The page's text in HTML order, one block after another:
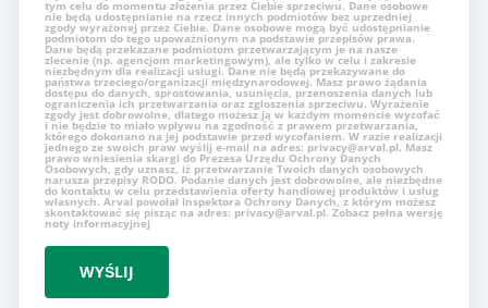
tym celu do momentu złożenia przez Ciebie sprzeciwu. Dane osobowe
nie będą udostępnianie na rzecz innych podmiotów bez uprzedniej
zgody wyrażonej przez Ciebie. Dane osobowe mogą być udostępnianie
podmiotom do tego upoważnionym na podstawie przepisów prawa.
Dane będą przekazane podmiotom przetwarzającym je na nasze
zlecenie (np. agencjom marketingowym), ale tylko w celu i zakresie
niezbędnym dla realizacji usługi. Dane nie będą przekazywane do
państwa trzeciego/organizacji międzynarodowej. Masz prawo żądania
dostępu do danych, sprostowania, usunięcia, przenoszenia danych lub
ograniczenia ich przetwarzania oraz zgłoszenia sprzeciwu. Wyrażenie
zgody jest dobrowolne, dlatego możesz ją w każdym momencie wycofać
i nie będzie to miało wpływu na zgodność z prawem przetwarzania,
którego dokonano na jej podstawie przed wycofaniem. W razie realizacji
jednego ze swoich praw wyślij e-mail na adres: privacy@arval.pl. Masz
prawo wniesienia skargi do Prezesa Urzędu Ochrony Danych
Osobowych, gdy uznasz, iż przetwarzanie Twoich danych osobowych
narusza przepisy RODO. Podanie danych jest dobrowolne, ale niezbędne
do kontaktu w celu przedstawienia oferty handlowej produktów i usług
własnych. Arval powołał Inspektora Ochrony Danych, z którym możesz
skontaktować się pisząc na adres: privacy@arval.pl. Zobacz pełna wersję
noty informacyjnej
WYŚLIJ